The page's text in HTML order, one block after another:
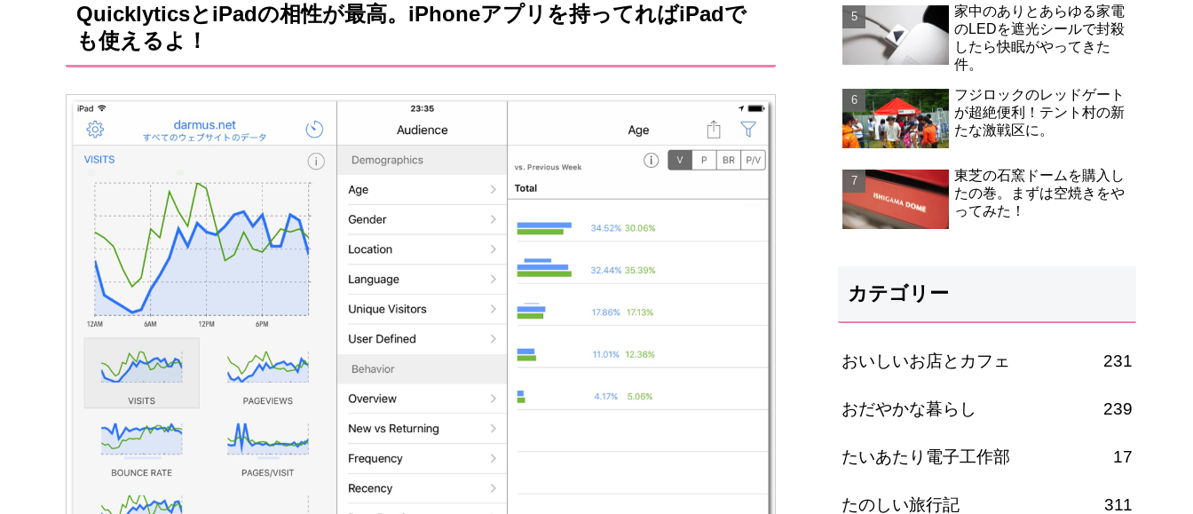
QuicklyticsとiPadの相性が最高。iPhoneアプリを持ってればiPadで
も使えるよ！
家中のありとあらゆる家電
のLEDを遮光シールで封殺
したら快眠がやってきた
件。
フジロックのレッドゲート
が超絶便利！テント村の新
たな激戦区に。
東芝の石窯ドームを購入し
たの巻。まずは空焼きをや
ってみた！
カテゴリー
おいしいお店とカフェ 231
おだやかな暮らし 239
たいあたり電子工作部 17
たのしい旅行記 311